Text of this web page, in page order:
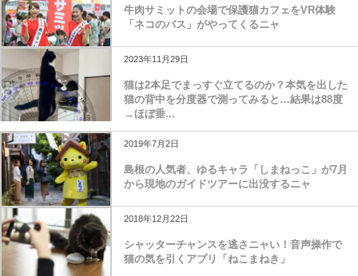
牛肉サミットの会場で保護猫カフェをVR体験
「ネコのバス」がやってくるニャ
2023年11月29日
猫は2本足でまっすぐ立てるのか？本気を出した
猫の背中を分度器で測ってみると…結果は88度
→ほぼ垂...
2019年7月2日
島根の人気者、ゆるキャラ「しまねっこ」が7月
から現地のガイドツアーに出没するニャ
2018年12月22日
シャッターチャンスを逃さニャい！音声操作で
猫の気を引くアプリ「ねこまねき」